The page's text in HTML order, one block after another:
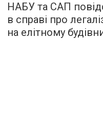
НАБУ та САП
в справі про
на елітному